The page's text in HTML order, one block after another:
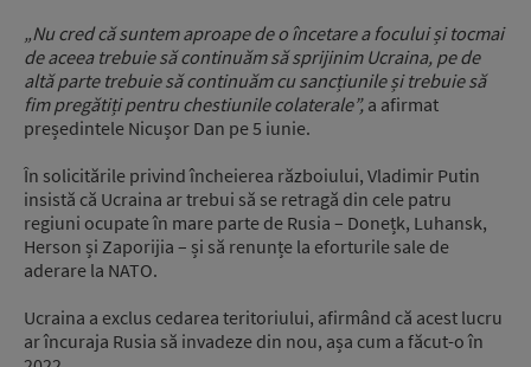
„Nu cred că suntem aproape de o încetare a focului și tocmai
de aceea trebuie să continuăm să sprijinim Ucraina, pe de
altă parte trebuie să continuăm cu sancțiunile și trebuie să
fim pregătiți pentru chestiunile colaterale”, a afirmat
președintele Nicușor Dan pe 5 iunie.
În solicitările privind încheierea războiului, Vladimir Putin
insistă că Ucraina ar trebui să se retragă din cele patru
regiuni ocupate în mare parte de Rusia – Donețk, Luhansk,
Herson și Zaporijia – și să renunțe la eforturile sale de
aderare la NATO.
Ucraina a exclus cedarea teritoriului, afirmând că acest lucru
ar încuraja Rusia să invadeze din nou, așa cum a făcut-o în